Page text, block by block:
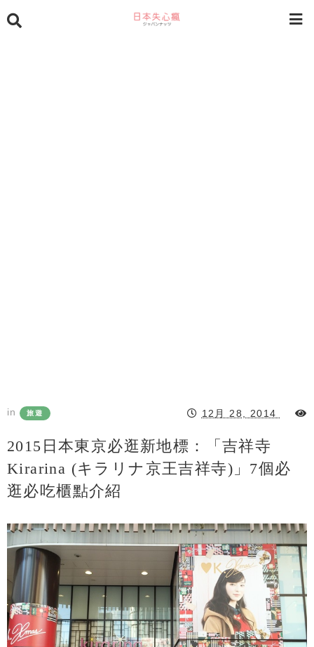
in 旅遊 12月 28, 2014
2015日本東京必逛新地標：「吉祥寺
Kirarina (キラリナ京王吉祥寺)」7個必
逛必吃櫃點介紹